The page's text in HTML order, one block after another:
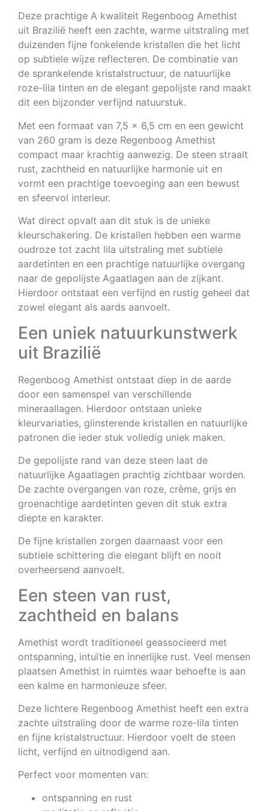
Deze prachtige A kwaliteit Regenboog Amethist
uit Brazilië heeft een zachte, warme uitstraling met
duizenden fijne fonkelende kristallen die het licht
op subtiele wijze reflecteren. De combinatie van
de sprankelende kristalstructuur, de natuurlijke
roze-lila tinten en de elegant gepolijste rand maakt
dit een bijzonder verfijnd natuurstuk.
Met een formaat van 7,5 x 6,5 cm en een gewicht
van 260 gram is deze Regenboog Amethist
compact maar krachtig aanwezig. De steen straalt
rust, zachtheid en natuurlijke harmonie uit en
vormt een prachtige toevoeging aan een bewust
en sfeervol interieur.
Wat direct opvalt aan dit stuk is de unieke
kleurschakering. De kristallen hebben een warme
oudroze tot zacht lila uitstraling met subtiele
aardetinten en een prachtige natuurlijke overgang
naar de gepolijste Agaatlagen aan de zijkant.
Hierdoor ontstaat een verfijnd en rustig geheel dat
zowel elegant als aards aanvoelt.
Een uniek natuurkunstwerk
uit Brazilië
Regenboog Amethist ontstaat diep in de aarde
door een samenspel van verschillende
mineraallagen. Hierdoor ontstaan unieke
kleurvariaties, glinsterende kristallen en natuurlijke
patronen die ieder stuk volledig uniek maken.
De gepolijste rand van deze steen laat de
natuurlijke Agaatlagen prachtig zichtbaar worden.
De zachte overgangen van roze, crème, grijs en
groenachtige aardetinten geven dit stuk extra
diepte en karakter.
De fijne kristallen zorgen daarnaast voor een
subtiele schittering die elegant blijft en nooit
overheersend aanvoelt.
Een steen van rust,
zachtheid en balans
Amethist wordt traditioneel geassocieerd met
ontspanning, intuïtie en innerlijke rust. Veel mensen
plaatsen Amethist in ruimtes waar behoefte is aan
een kalme en harmonieuze sfeer.
Deze lichtere Regenboog Amethist heeft een extra
zachte uitstraling door de warme roze-lila tinten
en fijne kristalstructuur. Hierdoor voelt de steen
licht, verfijnd en uitnodigend aan.
Perfect voor momenten van:
ontspanning en rust